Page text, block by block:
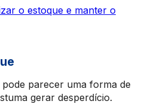
o estoque e manter o
parecer uma forma de
gerar desperdício.